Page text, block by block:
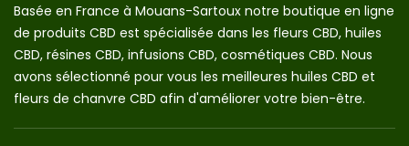
Basée en France à Mouans-Sartoux notre boutique en ligne
de produits CBD est spécialisée dans les fleurs CBD, huiles
CBD, résines CBD, infusions CBD, cosmétiques CBD. Nous
avons sélectionné pour vous les meilleures huiles CBD et
fleurs de chanvre CBD afin d'améliorer votre bien-être.